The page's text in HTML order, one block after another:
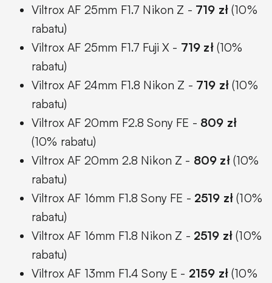
Viltrox AF 25mm F1.7 Nikon Z - 719 zł(10%
rabatu)
Viltrox AF 25mm F1.7 Fuji X - 719 zł(10%
rabatu)
Viltrox AF 24mm F1.8 Nikon Z - 719 zł(10%
rabatu)
Viltrox AF 20mm F2.8 Sony FE - 809 zł
(10% rabatu)
Viltrox AF 20mm 2.8 Nikon Z - 809 zł(10%
rabatu)
Viltrox AF 16mm F1.8 Sony FE - 2519 zł (10%
rabatu)
Viltrox AF 16mm F1.8 Nikon Z - 2519 zł (10%
rabatu)
Viltrox AF 13mm F1.4 Sony E - 2159 zł(10%